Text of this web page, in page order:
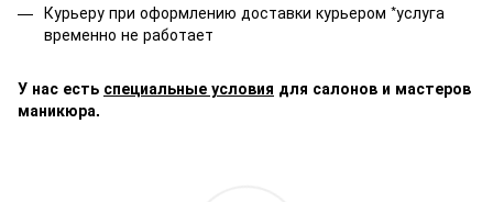
Курьеру при оформлению доставки курьером *услуга
временно не работает
У нас есть специальные условия для салонов и мастеров
маникюра.